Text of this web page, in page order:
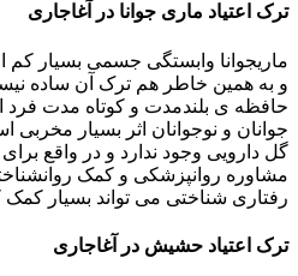
ترک اعتیاد ماری جوانا در آغاجاری
ماریجوانا وابستگی جسمی بسیار کم
و به همین خاطر هم ترک آن ساده
حافظه ی بلندمدت و کوتاه مدت فرد
جوانان و نوجوانان اثر بسیار مخربی
گل دارویی وجود ندارد و در واقع
مشاوره روانپزشکی و کمک
رفتاری شناختی می تواند بسیار کمک
ترک اعتیاد حشیش در آغاجاری